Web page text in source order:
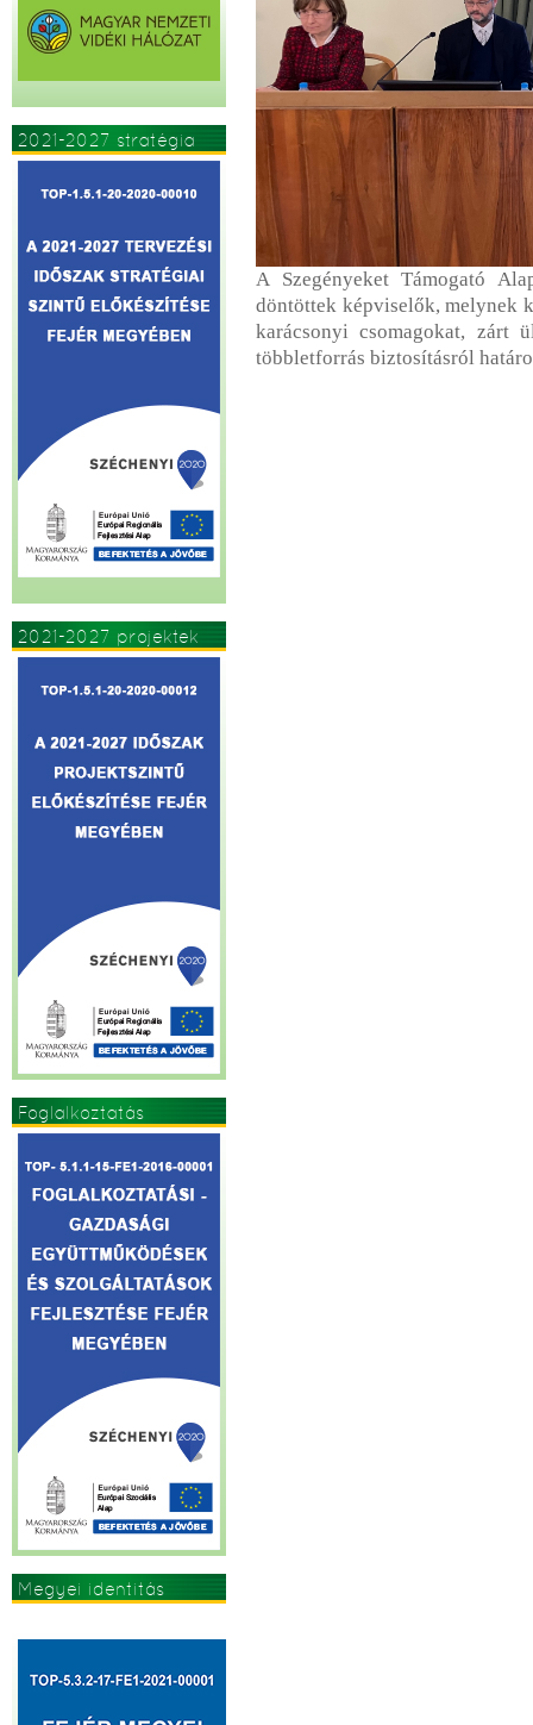
2021-2027 stratégia
2021-2027 projektek
Foglalkoztatás
Megyei identitás
A Szegényeket Támogató
döntöttek képviselők, melynek
karácsonyi csomagokat, zárt
többletforrás biztosításról